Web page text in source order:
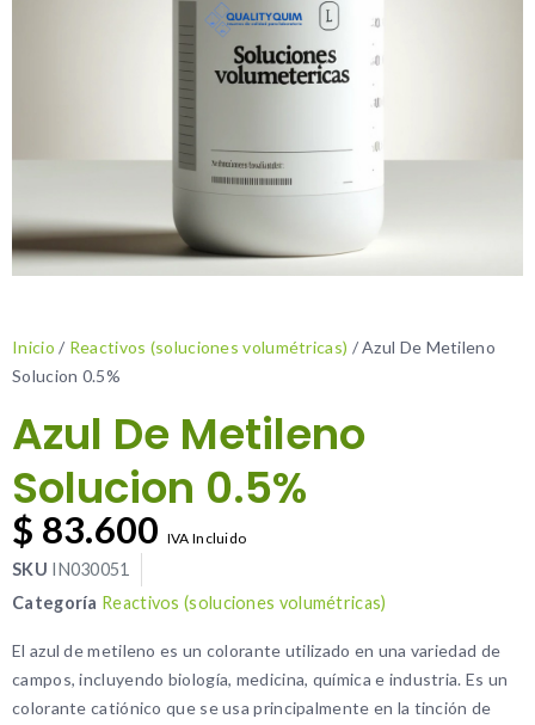
Inicio / Reactivos (soluciones volumétricas) / Azul De Metileno
Solucion 0.5%
Azul De Metileno
Solucion 0.5%
$ 83.600 IVA Incluido
SKU IN030051
Categoría Reactivos (soluciones volumétricas)
El azul de metileno es un colorante utilizado en una variedad de
campos, incluyendo biología, medicina, química e industria. Es un
colorante catiónico que se usa principalmente en la tinción de